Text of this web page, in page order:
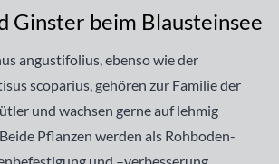
Ginster beim Blausteinsee
angustifolius, ebenso wie der
scoparius, gehören zur Familie der
und wachsen gerne auf lehmig
Pflanzen werden als Rohboden-